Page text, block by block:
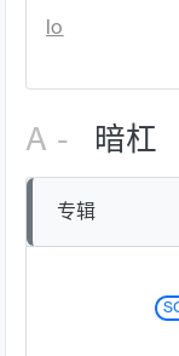
lo
A - 暗杠
专辑